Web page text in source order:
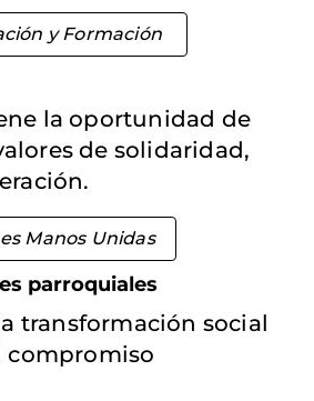
y Formación
la oportunidad de
de solidaridad,
Manos Unidas
parroquiales
transformación social
compromiso